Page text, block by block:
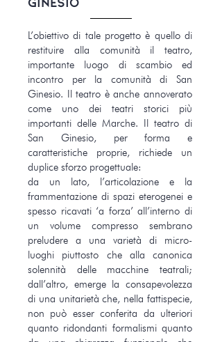
L’obiettivo di tale progetto è quello di
restituire alla comunità il teatro,
importante luogo di scambio ed
incontro per la comunità di San
Ginesio. Il teatro è anche annoverato
come uno dei teatri storici più
importanti delle Marche. Il teatro di
San Ginesio, per forma e
caratteristiche proprie, richiede un
duplice sforzo progettuale:
da un lato, l’articolazione e la
frammentazione di spazi eterogenei e
spesso ricavati ‘a forza’ all’interno di
un volume compresso sembrano
preludere a una varietà di micro-
luoghi piuttosto che alla canonica
solennità delle macchine teatrali;
dall’altro, emerge la consapevolezza
di una unitarietà che, nella fattispecie,
non può esser conferita da ulteriori
quanto ridondanti formalismi quanto